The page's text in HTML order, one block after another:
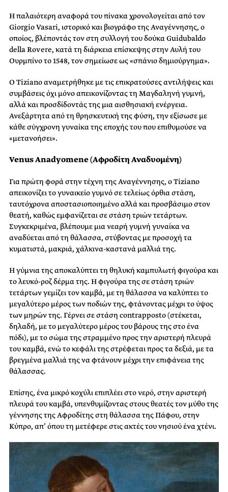
Η παλαιότερη αναφορά του πίνακα χρονολογείται από τον
Giorgio Vasari, ιστορικό και βιογράφο της Αναγέννησης, ο
οποίος, βλέποντάς τον στη συλλογή του δούκα Guidubaldo
della Rovere, κατά τη διάρκεια επίσκεψης στην Αυλή του
Ουρμπίνο το 1548, τον σημείωσε ως «σπάνιο δημιούργημα».
Ο Tiziano αναμετρήθηκε με τις επικρατούσες αντιλήψεις και
συμβάσεις όχι μόνο απεικονίζοντας τη Μαγδαληνή γυμνή,
αλλά και προσδίδοντάς της μια αισθησιακή ενέργεια.
Ανεξάρτητα από τη θρησκευτική της φύση, την εξίσωσε με
κάθε σύγχρονη γυναίκα της εποχής του που επιθυμούσε να
«μετανοήσει».
Venus Anadyomene(Αφροδίτη Αναδυομένη)
Για πρώτη φορά στην τέχνη της Αναγέννησης, ο Tiziano
απεικονίζει το γυναικείο γυμνό σε τελείως όρθια στάση,
ταυτόχρονα αποστασιοποιημένο αλλά και προσβάσιμο στον
θεατή, καθώς εμφανίζεται σε στάση τριών τετάρτων.
Συγκεκριμένα, βλέπουμε μια νεαρή γυμνή γυναίκα να
αναδύεται από τη θάλασσα, στύβοντας με προσοχή τα
κυματιστά, μακριά, χάλκινα-καστανά μαλλιά της.
Η γύμνια της αποκαλύπτει τη θηλυκή καμπυλωτή φιγούρα και
το λευκό-ροζ δέρμα της. Η φιγούρα της σε στάση τριών
τετάρτων γεμίζει τον καμβά, με τη θάλασσα να καλύπτει το
μεγαλύτερο μέρος των ποδιών της, φτάνοντας μέχρι το ύψος
των μηρών της. Γέρνει σε στάση contrapposto (στέκεται,
δηλαδή, με το μεγαλύτερο μέρος του βάρους της στο ένα
πόδι), με το σώμα της στραμμένο προς την αριστερή πλευρά
του καμβά, ενώ το κεφάλι της στρέφεται προς τα δεξιά, με τα
βρεγμένα μαλλιά της να φτάνουν μέχρι την επιφάνεια της
θάλασσας.
Επίσης, ένα μικρό κοχύλι επιπλέει στο νερό, στην αριστερή
πλευρά του καμβά, υπενθυμίζοντας στους θεατές τον μύθο της
γέννησης της Αφροδίτης στη θάλασσα της Πάφου, στην
Κύπρο, απ’ όπου τη μετέφερε στις ακτές του νησιού ένα χτένι.